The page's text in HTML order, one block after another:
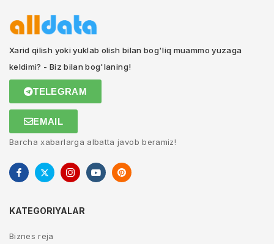
Xarid qilish yoki yuklab olish bilan bog'liq muammo yuzaga
keldimi? - Biz bilan bog'laning!
TELEGRAM
EMAIL
Barcha xabarlarga albatta javob beramiz!
KATEGORIYALAR
Biznes reja